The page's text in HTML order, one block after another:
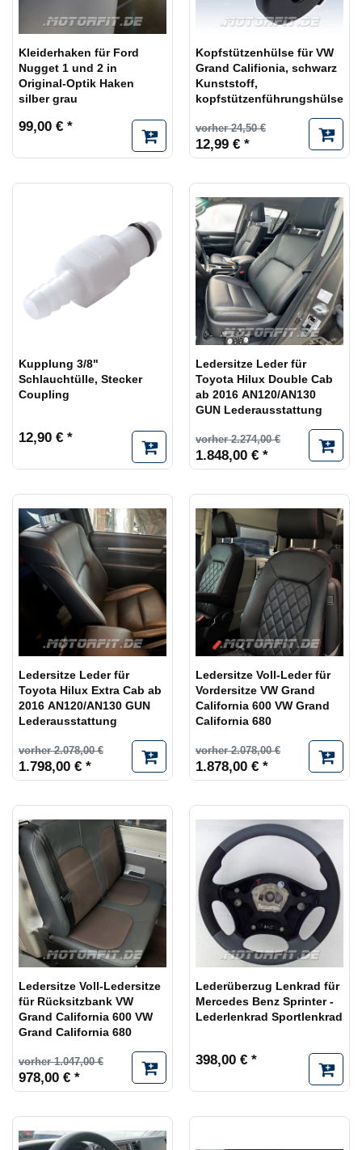
Kleiderhaken für Ford
Nugget 1 und 2 in
Original-Optik Haken
silber grau
99,00 € *
Kopfstützenhülse für VW
Grand Califionia, schwarz
Kunststoff,
kopfstützenführungshülse
vorher 24,50 €
12,99 € *
Kupplung 3/8"
Schlauchtülle, Stecker
Coupling
12,90 € *
Ledersitze Leder für
Toyota Hilux Double Cab
ab 2016 AN120/AN130
GUN Lederausstattung
vorher 2.274,00 €
1.848,00 € *
Ledersitze Leder für
Toyota Hilux Extra Cab ab
2016 AN120/AN130 GUN
Lederausstattung
vorher 2.078,00 €
1.798,00 € *
Ledersitze Voll-Leder für
Vordersitze VW Grand
California 600 VW Grand
California 680
vorher 2.078,00 €
1.878,00 € *
Ledersitze Voll-Ledersitze
für Rücksitzbank VW
Grand California 600 VW
Grand California 680
vorher 1.047,00 €
978,00 € *
Lederüberzug Lenkrad für
Mercedes Benz Sprinter -
Lederlenkrad Sportlenkrad
398,00 € *